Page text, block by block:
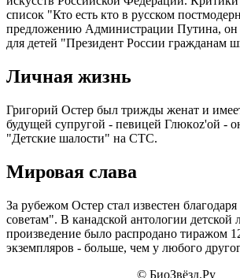
список "Кто есть кто в русском
предложению Администрации Путина, он
для детей "Президент России гражданам
Личная жизнь
Григорий Остер был трижды женат и
будущей супругой - певицей Глюкoz'ой -
"Детские шалости" на СТС.
Мировая слава
За рубежом Остер стал известен
советам". В канадской антологии детской
произведение было распродано тиражом
экземпляров - больше, чем у любого
© БиоЗвёзд.Ру